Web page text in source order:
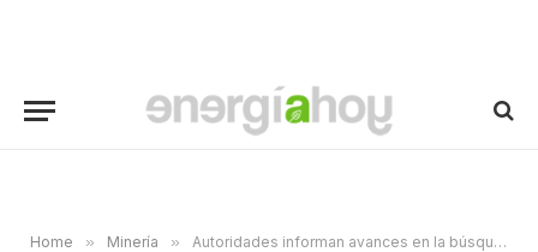
Home » Minería » Autoridades informan avances en la búsqueda del último minero atrapado en ‘El Pinabete’